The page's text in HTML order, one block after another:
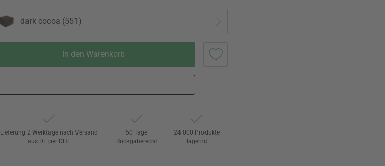
dark cocoa (551)
In den Warenkorb
Lieferung 2 Werktage nach Versand
aus DE per DHL
60 Tage
Rückgaberecht
24.000 Produkte
lagernd